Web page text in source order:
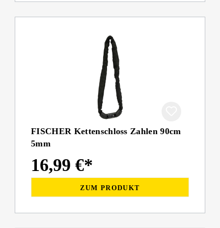
FISCHER Kettenschloss Zahlen 90cm
5mm
16,99 €*
ZUM PRODUKT